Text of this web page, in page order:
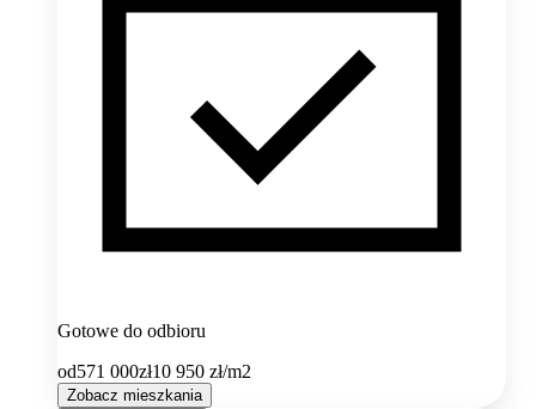
Gotowe do odbioru
od571 000zł10 950 zł/m2
Zobacz mieszkania